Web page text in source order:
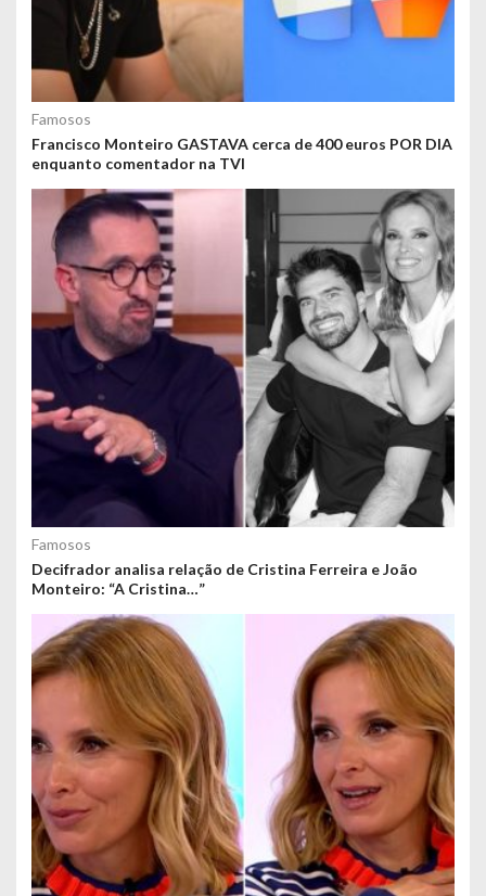
Famosos
Francisco Monteiro GASTAVA cerca de 400 euros POR DIA
enquanto comentador na TVI
Famosos
Decifrador analisa relação de Cristina Ferreira e João
Monteiro: “A Cristina…”